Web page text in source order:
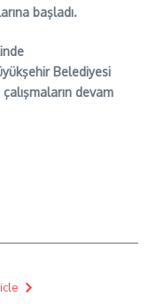
başladı.
Belediyesi
devam